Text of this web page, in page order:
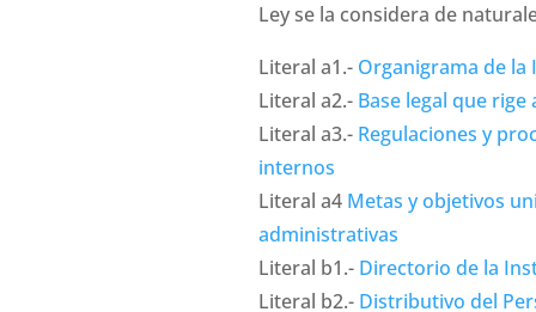
Ley se la considera de
Literal a1.- Organigrama de
Literal a2.- Base legal que
Literal a3.- Regulaciones y
internos
Literal a4 Metas y objetivos
administrativas
Literal b1.- Directorio de la
Literal b2.- Distributivo del